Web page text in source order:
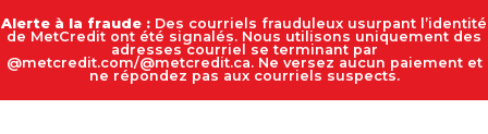
Alerte à la fraude : Des courriels frauduleux usurpant l’identité
de MetCredit ont été signalés. Nous utilisons uniquement des
adresses courriel se terminant par
@metcredit.com/@metcredit.ca. Ne versez aucun paiement et
ne répondez pas aux courriels suspects.